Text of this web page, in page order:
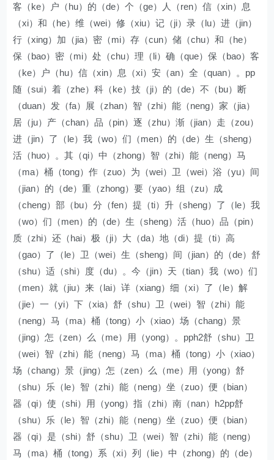
客（ke）户（hu）的（de）个（ge）人（ren）信（xin）息
（xi）和（he）维（wei）修（xiu）记（ji）录（lu）进（jin）
行（xing）加（jia）密（mi）存（cun）储（chu）和（he）
保（bao）密（mi）处（chu）理（li）确（que）保（bao）客
（ke）户（hu）信（xin）息（xi）安（an）全（quan）。pp
随（sui）着（zhe）科（ke）技（ji）的（de）不（bu）断
（duan）发（fa）展（zhan）智（zhi）能（neng）家（jia）
居（ju）产（chan）品（pin）逐（zhu）渐（jian）走（zou）
进（jin）了（le）我（wo）们（men）的（de）生（sheng）
活（huo）。其（qi）中（zhong）智（zhi）能（neng）马
（ma）桶（tong）作（zuo）为（wei）卫（wei）浴（yu）间
（jian）的（de）重（zhong）要（yao）组（zu）成
（cheng）部（bu）分（fen）提（ti）升（sheng）了（le）我
（wo）们（men）的（de）生（sheng）活（huo）品（pin）
质（zhi）还（hai）极（ji）大（da）地（di）提（ti）高
（gao）了（le）卫（wei）生（sheng）间（jian）的（de）舒
（shu）适（shi）度（du）。今（jin）天（tian）我（wo）们
（men）就（jiu）来（lai）详（xiang）细（xi）了（le）解
（jie）一（yi）下（xia）舒（shu）卫（wei）智（zhi）能
（neng）马（ma）桶（tong）小（xiao）场（chang）景
（jing）怎（zen）么（me）用（yong）。pph2舒（shu）卫
（wei）智（zhi）能（neng）马（ma）桶（tong）小（xiao）
场（chang）景（jing）怎（zen）么（me）用（yong）舒
（shu）乐（le）智（zhi）能（neng）坐（zuo）便（bian）
器（qi）使（shi）用（yong）指（zhi）南（nan）h2pp舒
（shu）乐（le）智（zhi）能（neng）坐（zuo）便（bian）
器（qi）是（shi）舒（shu）卫（wei）智（zhi）能（neng）
马（ma）桶（tong）系（xi）列（lie）中（zhong）的（de）